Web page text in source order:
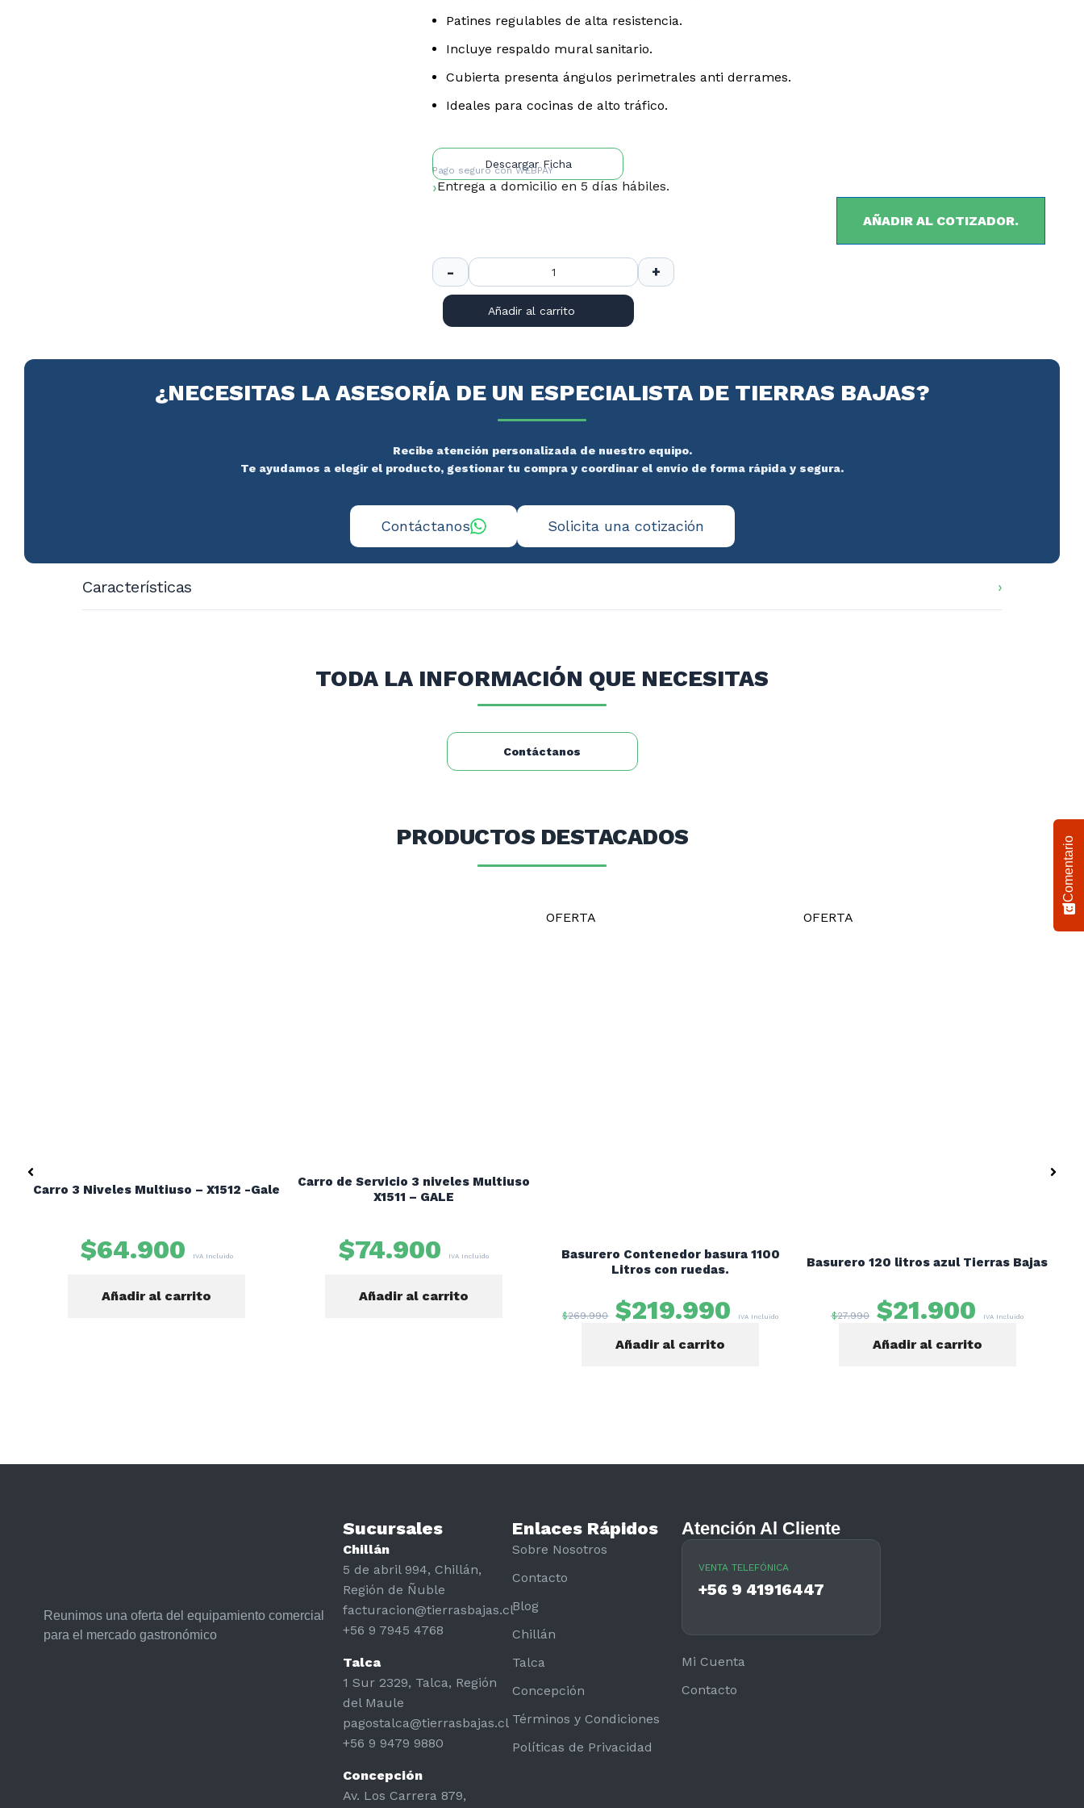
Patines regulables de alta resistencia.
Incluye respaldo mural sanitario.
Cubierta presenta ángulos perimetrales anti derrames.
Ideales para cocinas de alto tráfico.
Descargar Ficha
Pago seguro conWEBPAY
Entrega a domicilio en 5 días hábiles.
AÑADIR AL COTIZADOR.
Añadir al carrito
¿NECESITAS LA ASESORÍA DE UN ESPECIALISTA DE TIERRAS BAJAS?
Recibe atención personalizada de nuestro equipo.
Te ayudamos a elegir el producto, gestionar tu compra y coordinar el envío de forma rápida y segura.
Contáctanos Solicita una cotización
Características
TODA LA INFORMACIÓN QUE NECESITAS
Contáctanos
PRODUCTOS DESTACADOS
Carro 3 Niveles Multiuso – X1512 -Gale
$64.900 IVA Incluido
Añadir al carrito
Carro de Servicio 3 niveles Multiuso
X1511 – GALE
$74.900 IVA Incluido
Añadir al carrito
OFERTA
Basurero Contenedor basura 1100
Litros con ruedas.
$269.990 $219.990 IVA Incluido
Añadir al carrito
OFERTA
Basurero 120 litros azul Tierras Bajas
$27.990 $21.900 IVA Incluido
Añadir al carrito
Reunimos una oferta del equipamiento comercial
para el mercado gastronómico
Sucursales
Chillán
5 de abril 994, Chillán,
Región de Ñuble
facturacion@tierrasbajas.cl
+56 9 7945 4768
Talca
1 Sur 2329, Talca, Región
del Maule
pagostalca@tierrasbajas.cl
+56 9 9479 9880
Concepción
Av. Los Carrera 879,
Enlaces Rápidos
Sobre Nosotros
Contacto
Blog
Chillán
Talca
Concepción
Términos y Condiciones
Políticas de Privacidad
Atención Al Cliente
VENTA TELEFÓNICA
+56 9 41916447
Mi Cuenta
Contacto
Comentario